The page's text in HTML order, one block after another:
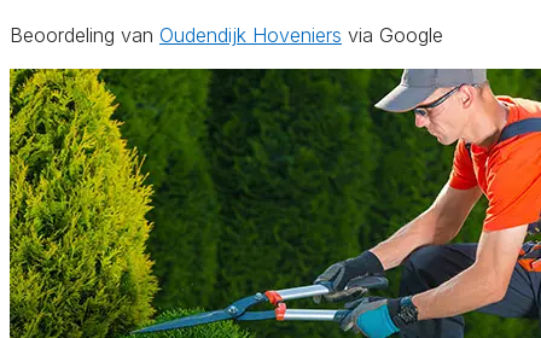
Beoordeling van Oudendijk Hoveniers via Google